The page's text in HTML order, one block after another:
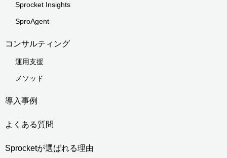
Sprocket Insights
SproAgent
コンサルティング
運用支援
メソッド
導入事例
よくある質問
Sprocketが選ばれる理由